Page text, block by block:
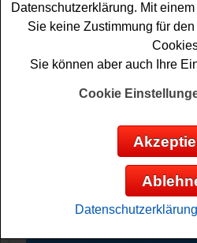
gedrückt. Viel Erfolg!
Krombacher verlost
Krombacher Bier o,0 %
Gutschein
Anzeige:
Datenschutzerklärung. Mit
Sie keine Zustimmung für
Sie können aber auch Ihre
Cookie
Datenschutzerklärung